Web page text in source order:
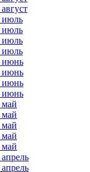
июль
июль
июль
июль
июнь
июнь
июнь
июнь
май
май
май
май
май